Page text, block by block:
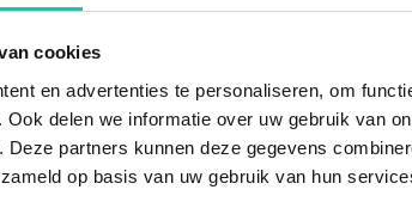
cookies
en advertenties te personaliseren, om
delen we informatie over uw gebruik van
Deze partners kunnen deze gegevens
op basis van uw gebruik van hun